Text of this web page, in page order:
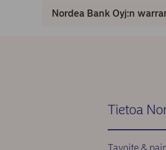
Nordea Bank Oyj:n
Tietoa